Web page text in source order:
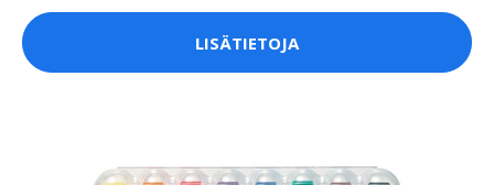
LISÄTIETOJA